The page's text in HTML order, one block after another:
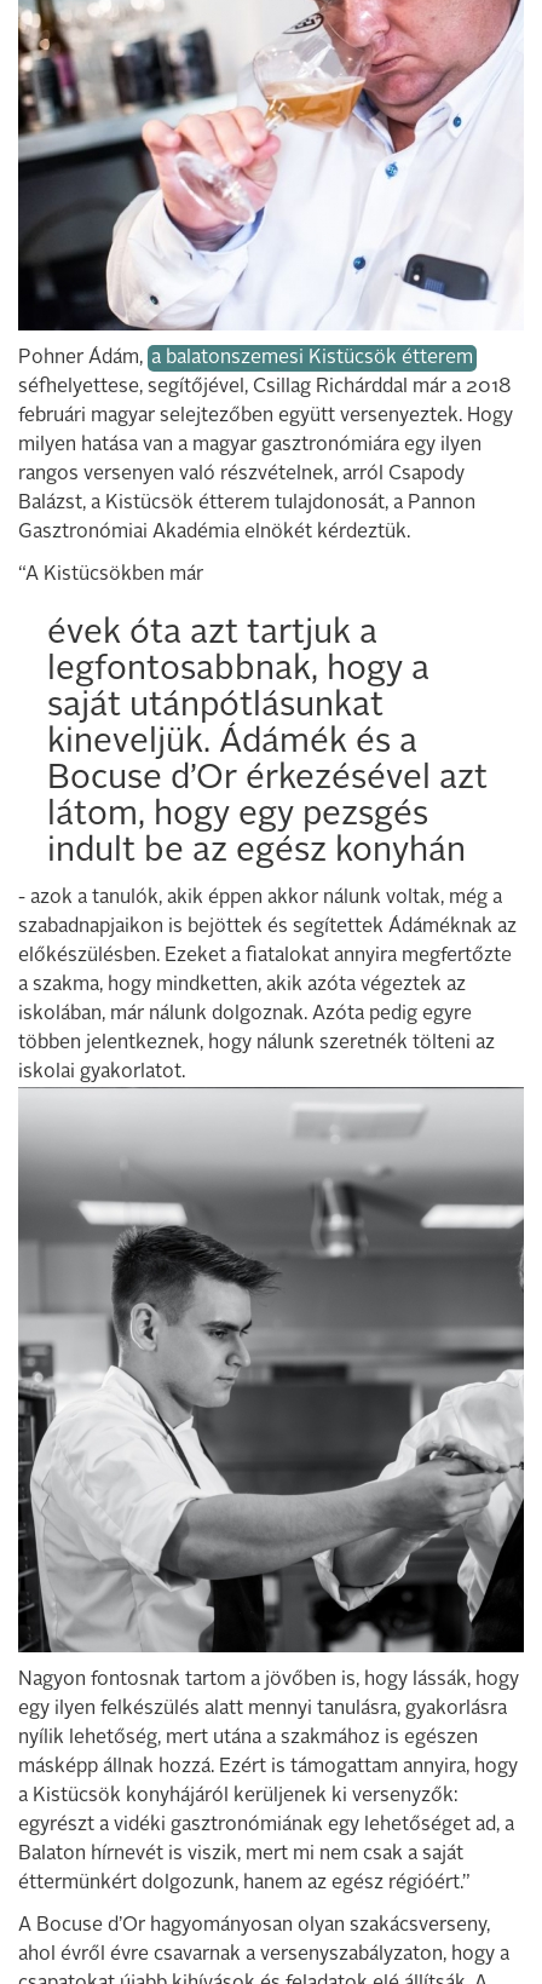
Pohner Ádám, a balatonszemesi Kistücsök étterem
séfhelyettese, segítőjével, Csillag Richárddal már a 2018
februári magyar selejtezőben együtt versenyeztek. Hogy
milyen hatása van a magyar gasztronómiára egy ilyen
rangos versenyen való részvételnek, arról Csapody
Balázst, a Kistücsök étterem tulajdonosát, a Pannon
Gasztronómiai Akadémia elnökét kérdeztük.
“A Kistücsökben már
évek óta azt tartjuk a
legfontosabbnak, hogy a
saját utánpótlásunkat
kineveljük. Ádámék és a
Bocuse d’Or érkezésével azt
látom, hogy egy pezsgés
indult be az egész konyhán
- azok a tanulók, akik éppen akkor nálunk voltak, még a
szabadnapjaikon is bejöttek és segítettek Ádáméknak az
előkészülésben. Ezeket a fiatalokat annyira megfertőzte
a szakma, hogy mindketten, akik azóta végeztek az
iskolában, már nálunk dolgoznak. Azóta pedig egyre
többen jelentkeznek, hogy nálunk szeretnék tölteni az
iskolai gyakorlatot.
Nagyon fontosnak tartom a jövőben is, hogy lássák, hogy
egy ilyen felkészülés alatt mennyi tanulásra, gyakorlásra
nyílik lehetőség, mert utána a szakmához is egészen
másképp állnak hozzá. Ezért is támogattam annyira, hogy
a Kistücsök konyhájáról kerüljenek ki versenyzők:
egyrészt a vidéki gasztronómiának egy lehetőséget ad, a
Balaton hírnevét is viszik, mert mi nem csak a saját
éttermünkért dolgozunk, hanem az egész régióért.”
A Bocuse d’Or hagyományosan olyan szakácsverseny,
ahol évről évre csavarnak a versenyszabályzaton, hogy a